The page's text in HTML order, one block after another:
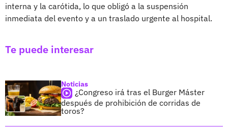
interna y la carótida, lo que obligó a la suspensión
inmediata del evento y a un traslado urgente al hospital.
Te puede interesar
Noticias
¿Congreso irá tras el Burger Máster
después de prohibición de corridas de
toros?